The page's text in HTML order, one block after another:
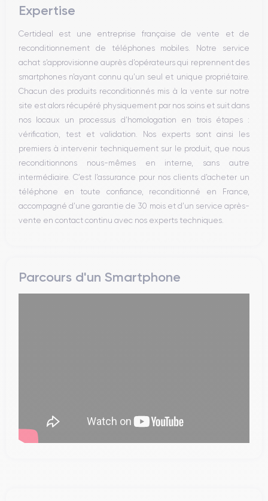
Haut parleur
Bouton Home
Bluetooth
WiFi
Réseau
Vibreur
Prise USB
Expertise
Certideal est une entreprise française de vente et de
reconditionnement de téléphones mobiles. Notre service
achat s’approvisionne auprès d’opérateurs qui reprennent des
smartphones n’ayant connu qu’un seul et unique propriétaire.
Chacun des produits reconditionnés mis à la vente sur notre
site est alors récupéré physiquement par nos soins et suit dans
nos locaux un processus d’homologation en trois étapes :
vérification, test et validation. Nos experts sont ainsi les
premiers à intervenir techniquement sur le produit, que nous
reconditionnons nous-mêmes en interne, sans autre
intermédiaire. C’est l’assurance pour nos clients d’acheter un
téléphone en toute confiance, reconditionné en France,
accompagné d’une garantie de 30 mois et d’un service après-
vente en contact continu avec nos experts techniques.
Parcours d'un Smartphone